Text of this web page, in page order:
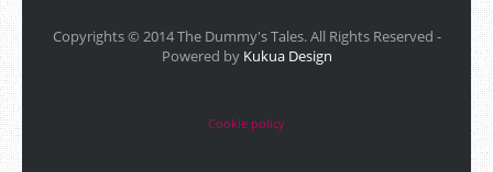
Copyrights © 2014 The Dummy's Tales. All Rights Reserved -
Powered by Kukua Design
Cookie policy